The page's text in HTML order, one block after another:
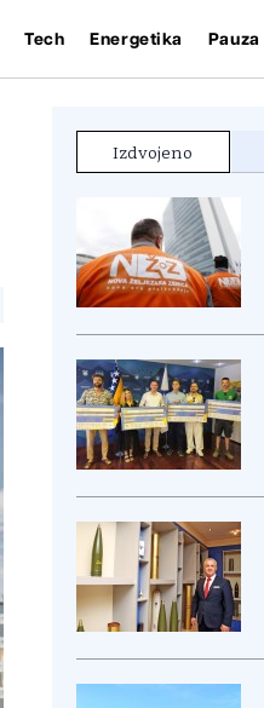
Tech Energetika Pauza
Izdvojeno